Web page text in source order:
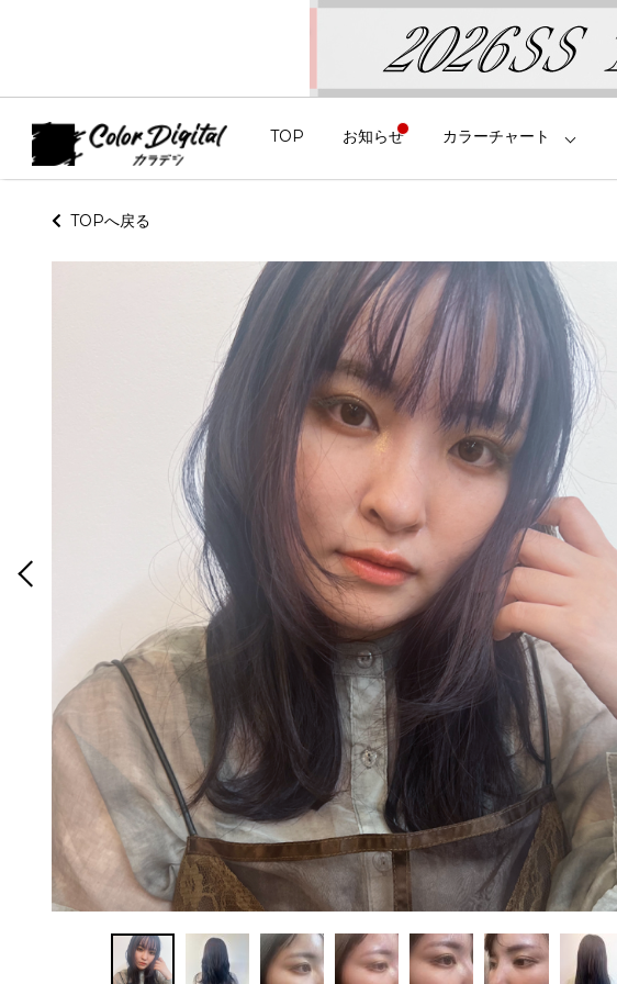
TOP お知らせ カラーチャート
TOPへ戻る